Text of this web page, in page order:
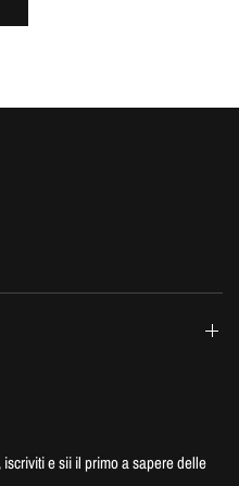
e sii il primo a sapere delle